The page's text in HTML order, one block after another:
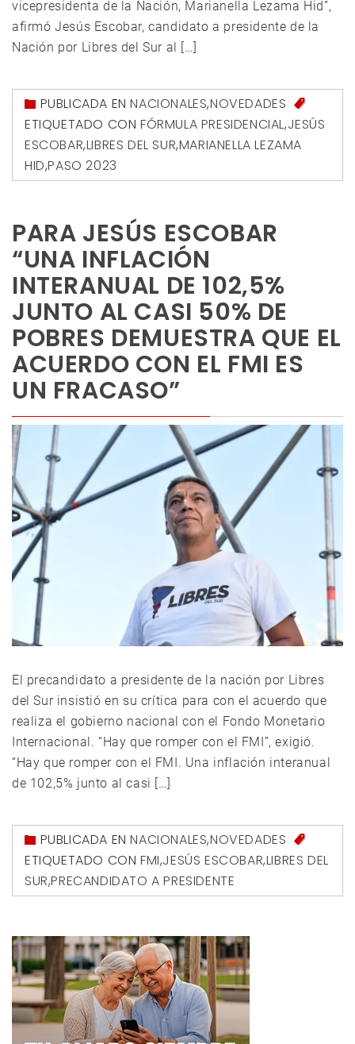
vicepresidenta de la Nación, Marianella Lezama Hid”,
afirmó Jesús Escobar, candidato a presidente de la
Nación por Libres del Sur al […]
PUBLICADA ENNACIONALES,NOVEDADES
ETIQUETADO CON FÓRMULA PRESIDENCIAL,JESÚS
ESCOBAR,LIBRES DEL SUR,MARIANELLA LEZAMA
HID,PASO 2023
PARA JESÚS ESCOBAR
“UNA INFLACIÓN
INTERANUAL DE 102,5%
JUNTO AL CASI 50% DE
POBRES DEMUESTRA QUE EL
ACUERDO CON EL FMI ES
UN FRACASO”
El precandidato a presidente de la nación por Libres
del Sur insistió en su crítica para con el acuerdo que
realiza el gobierno nacional con el Fondo Monetario
Internacional. “Hay que romper con el FMI”, exigió.
“Hay que romper con el FMI. Una inflación interanual
de 102,5% junto al casi […]
PUBLICADA ENNACIONALES,NOVEDADES
ETIQUETADO CON FMI,JESÚS ESCOBAR,LIBRES DEL
SUR,PRECANDIDATO A PRESIDENTE